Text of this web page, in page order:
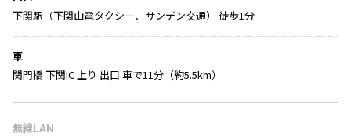
下関駅（下関山電タクシー、サンデン交通） 徒歩1分
車
関門橋 下関IC 上り 出口 車で11分（約5.5km）
無線LAN